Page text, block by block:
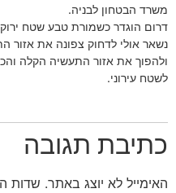
משרד הבטחון לבניה.
דרום הוגדר כשמורת טבע שטח ירוק
נשאר אולי לדחוק צפונה את אזור
ולהפוך את אזור התעשיה הקלה
לשטח עירוני.
כתיבת תגובה
האימייל לא יוצג באתר. שדות